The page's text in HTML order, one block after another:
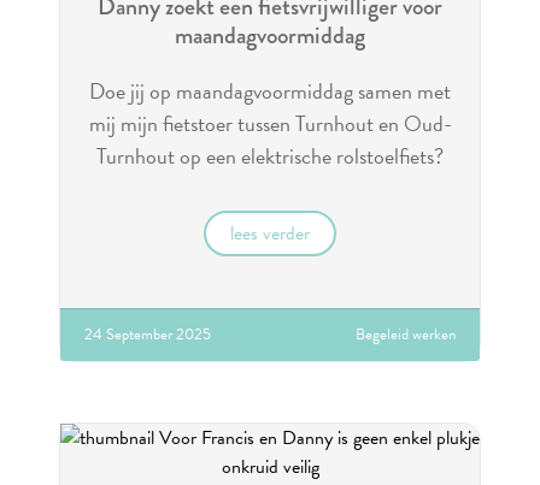
maandagvoormiddag
Doe jij op maandagvoormiddag samen met
mij mijn fietstoer tussen Turnhout en Oud-
Turnhout op een elektrische rolstoelfiets?
lees verder
24 September 2025 Begeleid werken